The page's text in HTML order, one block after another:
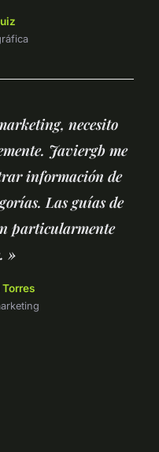
necesito
Javiergb me
información de
Las guías de
particularmente
»